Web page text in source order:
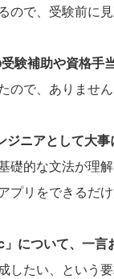
ので、受験前に
験補助や資格手
ので、ありませ
ニアとして大
礎的な文法が理
プリをできるだ
について、一言
したい、という